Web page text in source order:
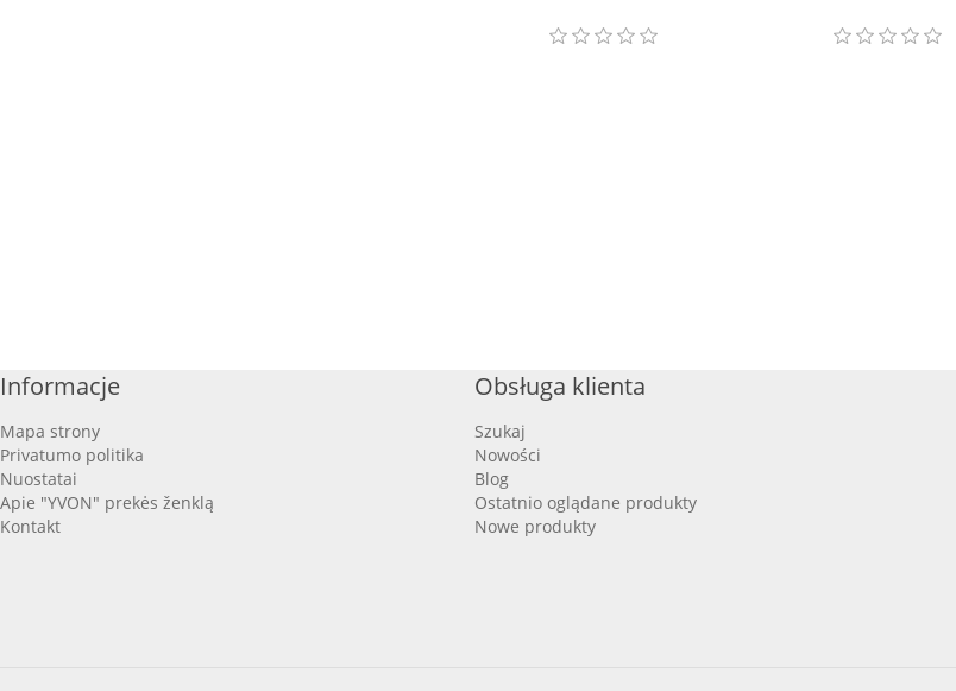
Informacje
Mapa strony
Privatumo politika
Nuostatai
Apie "YVON" prekės ženklą
Kontakt
Obsługa klienta
Szukaj
Nowości
Blog
Ostatnio oglądane produkty
Nowe produkty